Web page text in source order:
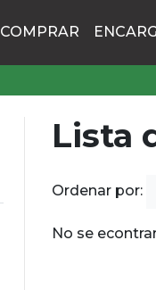
COMPRAR
Lista
Ordenar por:
No se